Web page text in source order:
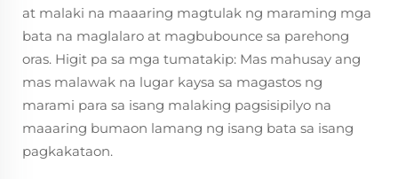
at malaki na maaaring magtulak ng maraming mga
bata na maglalaro at magbubounce sa parehong
oras. Higit pa sa mga tumatakip: Mas mahusay ang
mas malawak na lugar kaysa sa magastos ng
marami para sa isang malaking pagsisipilyo na
maaaring bumaon lamang ng isang bata sa isang
pagkakataon.